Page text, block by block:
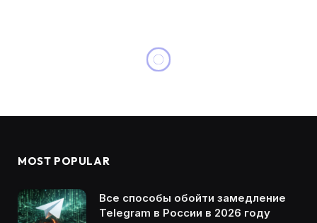
MOST POPULAR
Все способы обойти замедление
Telegram в России в 2026 году